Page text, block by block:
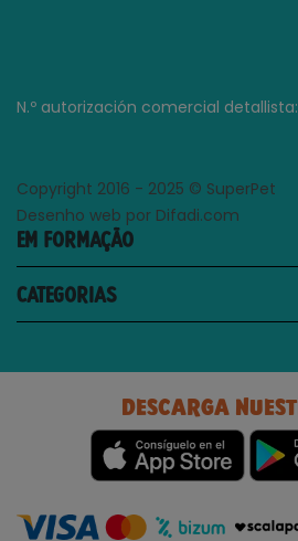
N.º autorización comercial
Copyright 2016 - 2025 © SuperPet
Desenho web por Difadi.com
EM FORMAÇÃO
CATEGORIAS
DESCARGA